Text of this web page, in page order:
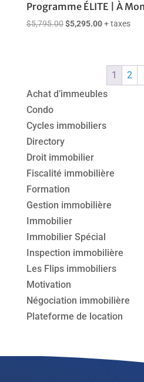
Programme ÉLITE | À
$5,795.00 Le
$5,295.00Le
est :
$5,295.00.
+ taxes
1 2
Achat d’immeubles
Condo
Cycles immobiliers
Directory
Droit immobilier
Fiscalité immobilière
Formation
Gestion immobilière
Immobilier
Immobilier Spécial
Inspection immobilière
Les Flips immobiliers
Motivation
Négociation immobilière
Plateforme de location